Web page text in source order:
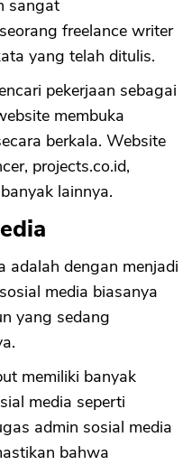
sangat
freelance writer
yang telah ditulis.
pekerjaan sebagai
membuka
berkala. Website
projects.co.id,
lainnya.
adalah dengan menjadi
media biasanya
yang sedang
memiliki banyak
media seperti
admin sosial media
bahwa